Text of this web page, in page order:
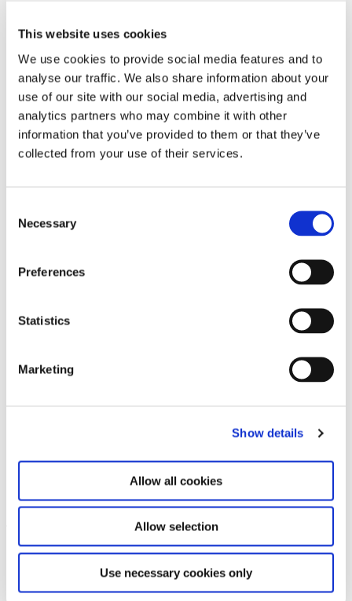
This website uses cookies
We use cookies to provide social media features and to
analyse our traffic. We also share information about your
use of our site with our social media, advertising and
analytics partners who may combine it with other
information that you’ve provided to them or that they’ve
collected from your use of their services.
Selection
Necessary
Preferences
Statistics
Marketing
Show details
Allow all cookies
Allow selection
Use necessary cookies only
21.6.24 – 23.2.25
Leave this field empty
Abonnieren Sie unseren Newsletter